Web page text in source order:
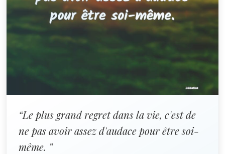
“Le plus grand regret dans la vie, c'est de
ne pas avoir assez d'audace pour être soi-
même. ”